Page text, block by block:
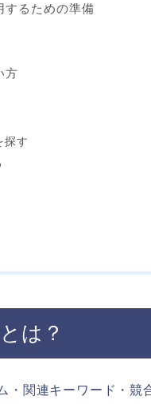
するための準備
方
探す
は？
関連キーワード・競